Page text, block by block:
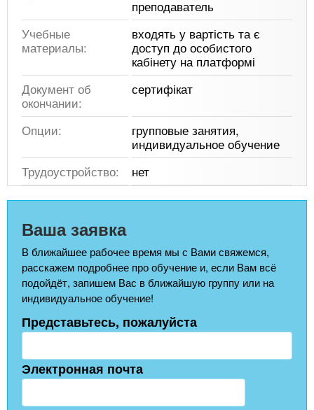
преподаватель
Учебные
материалы:
входять у вартість та є
доступ до особистого
кабінету на платформі
Документ об
окончании:
сертифікат
Опции:
групповые занятия,
индивидуальное обучение
Трудоустройство:
нет
Ваша заявка
В ближайшее рабочее время мы с Вами свяжемся,
расскажем подробнее про обучение и, если Вам всё
подойдёт, запишем Вас в ближайшую группу или на
индивидуальное обучение!
Представьтесь, пожалуйста
Электронная почта